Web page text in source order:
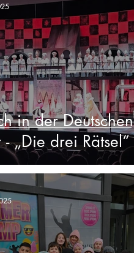
in der Deutschen
„Die drei Rätsel“